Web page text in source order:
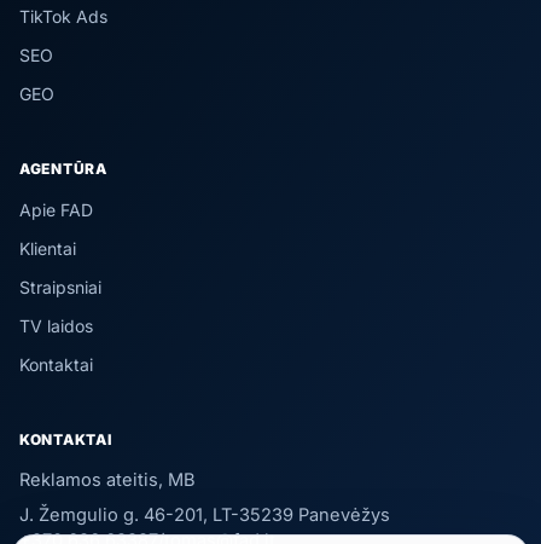
TikTok Ads
SEO
GEO
AGENTŪRA
Apie FAD
Klientai
Straipsniai
TV laidos
Kontaktai
KONTAKTAI
Reklamos ateitis, MB
J. Žemgulio g. 46-201, LT-35239 Panevėžys